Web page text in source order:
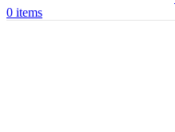
0 items